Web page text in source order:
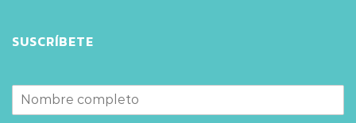
SUSCRÍBETE